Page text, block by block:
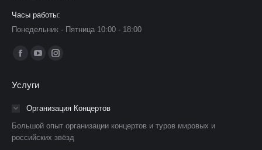
Часы работы:
Понедельник - Пятница 10:00 - 18:00
Ищите нас:
Страница
открывается
окне
Страница
открывается
в
окне
Страница
в
окне
Услуги
Организация Концертов
Большой опыт организации концертов и туров мировых и
российских звёзд